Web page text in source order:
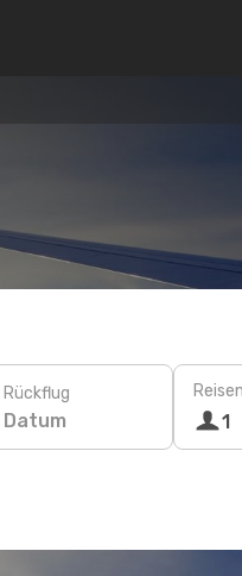
Rückflug
Datum 1